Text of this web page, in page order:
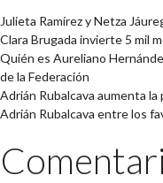
Julieta Ramírez y Netza
Clara Brugada invierte 5 mil
Quién es Aureliano
de la Federación
Adrián Rubalcava aumenta
Adrián Rubalcava entre los